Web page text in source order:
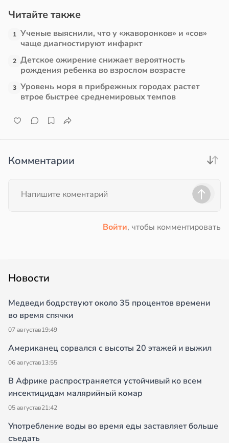
Читайте также
1 Ученые выяснили, что у «жаворонков» и «сов»
чаще диагностируют инфаркт
2 Детское ожирение снижает вероятность
рождения ребенка во взрослом возрасте
3 Уровень моря в прибрежных городах растет
втрое быстрее среднемировых темпов
Комментарии
Войти, чтобы комментировать
Новости
Медведи бодрствуют около 35 процентов времени
во время спячки
07 августав19:49
Американец сорвался с высоты 20 этажей и выжил
06 августав13:55
В Африке распространяется устойчивый ко всем
инсектицидам малярийный комар
05 августав21:42
Употребление воды во время еды заставляет больше
съедать